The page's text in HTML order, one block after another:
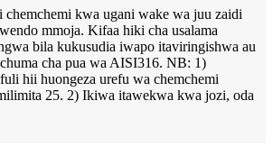
kwa ugani wake wa juu zaidi
mmoja. Kifaa hiki cha usalama
bila kukusudia iwapo itaviringishwa au
cha pua wa AISI316. NB: 1)
hii huongeza urefu wa chemchemi
25. 2) Ikiwa itawekwa kwa jozi, oda